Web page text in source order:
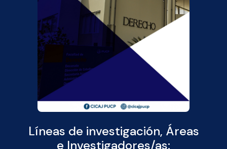
Líneas de investigación, Áreas
e Investigadores/as: